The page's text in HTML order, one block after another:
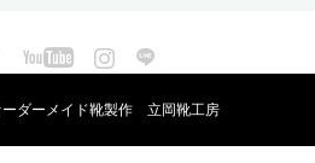
ーダーメイド靴製作 立岡靴工房